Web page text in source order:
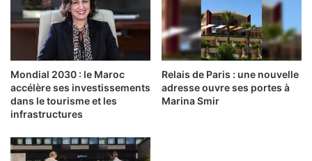
Mondial 2030 : le Maroc
accélère ses investissements
dans le tourisme et les
infrastructures
Relais de Paris : une nouvelle
adresse ouvre ses portes à
Marina Smir